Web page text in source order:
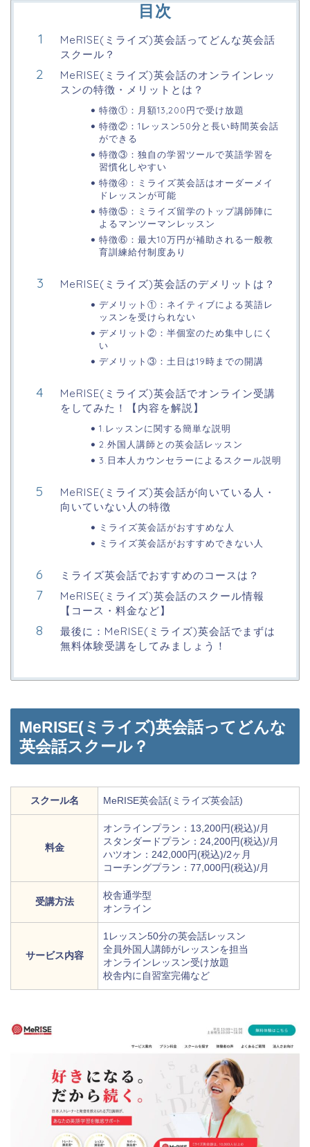
目次
MeRISE(ミライズ)英会話ってどんな英会話
スクール？
MeRISE(ミライズ)英会話のオンラインレッ
スンの特徴・メリットとは？
特徴①：月額13,200円で受け放題
特徴②：1レッスン50分と長い時間英会話
ができる
特徴③：独自の学習ツールで英語学習を
習慣化しやすい
特徴④：ミライズ英会話はオーダーメイ
ドレッスンが可能
特徴⑤：ミライズ留学のトップ講師陣に
よるマンツーマンレッスン
特徴⑥：最大10万円が補助される一般教
育訓練給付制度あり
MeRISE(ミライズ)英会話のデメリットは？
デメリット①：ネイティブによる英語レ
ッスンを受けられない
デメリット②：半個室のため集中しにく
い
デメリット③：土日は19時までの開講
MeRISE(ミライズ)英会話でオンライン受講
をしてみた！【内容を解説】
1.レッスンに関する簡単な説明
2.外国人講師との英会話レッスン
3.日本人カウンセラーによるスクール説明
MeRISE(ミライズ)英会話が向いている人・
向いていない人の特徴
ミライズ英会話がおすすめな人
ミライズ英会話がおすすめできない人
ミライズ英会話でおすすめのコースは？
MeRISE(ミライズ)英会話のスクール情報
【コース・料金など】
最後に：MeRISE(ミライズ)英会話でまずは
無料体験受講をしてみましょう！
MeRISE(ミライズ)英会話ってどんな
英会話スクール？
スクール名 MeRISE英会話(ミライズ英会話)
料金
オンラインプラン：13,200円(税込)/月
スタンダードプラン：24,200円(税込)/月
ハツオン：242,000円(税込)/2ヶ月
コーチングプラン：77,000円(税込)/月
受講方法
校舎通学型
オンライン
サービス内容
1レッスン50分の英会話レッスン
全員外国人講師がレッスンを担当
オンラインレッスン受け放題
校舎内に自習室完備など